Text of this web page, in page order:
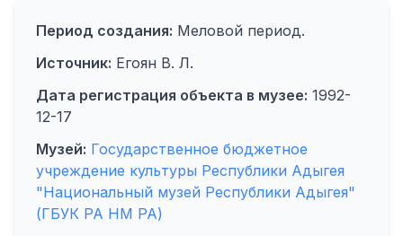
Период создания: Меловой период.
Источник: Егоян В. Л.
Дата регистрация объекта в музее: 1992-
12-17
Музей: Государственное бюджетное
учреждение культуры Республики Адыгея
"Национальный музей Республики Адыгея"
(ГБУК РА НМ РА)